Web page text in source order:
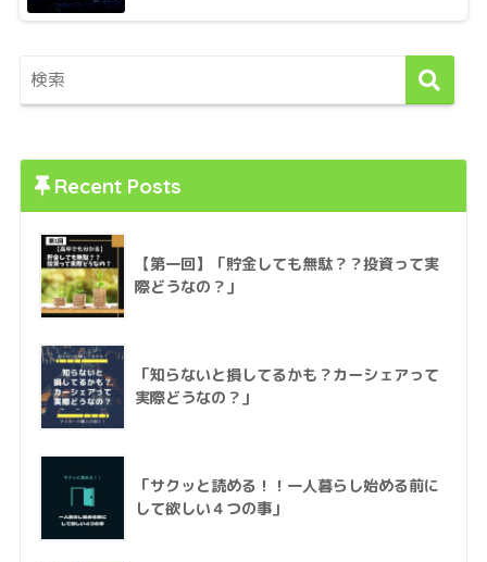
Recent Posts
【第一回】「貯金しても無駄？？投資って実
際どうなの？」
「知らないと損してるかも？カーシェアって
実際どうなの？」
「サクッと読める！！一人暮らし始める前に
して欲しい４つの事」